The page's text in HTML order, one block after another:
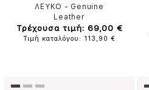
ΛΕΥΚΟ - Genuine
Leather
Τρέχουσα τιμή: 69,00 €
Τιμή καταλόγου: 113,90 €